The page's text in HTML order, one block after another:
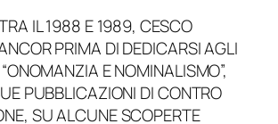
IL 1988 E 1989, CESCO
PRIMA DI DEDICARSI AGLI
E NOMINALISMO”,
PUBBLICAZIONI DI CONTRO
SU ALCUNE SCOPERTE